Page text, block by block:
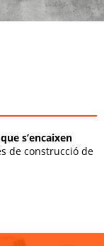
s’encaixen
de construcció de